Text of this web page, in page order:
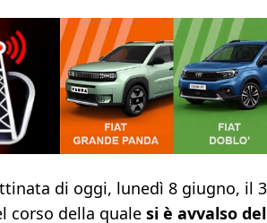
di oggi, lunedì 8 giugno, il
corso della quale si è avvalso